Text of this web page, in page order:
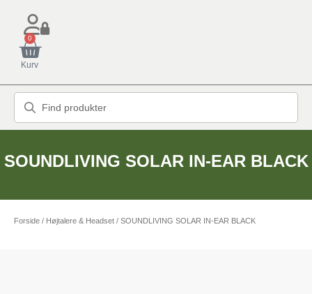
0
Kurv
SOUNDLIVING SOLAR IN-EAR BLACK
Forside / Højtalere & Headset / SOUNDLIVING SOLAR IN-EAR BLACK